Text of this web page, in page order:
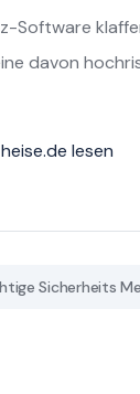
Software
davon
lesen
Sicherheits